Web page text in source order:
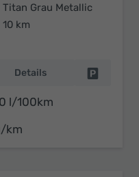
Titan Grau Metallic
10 km
Details
l/100km
km